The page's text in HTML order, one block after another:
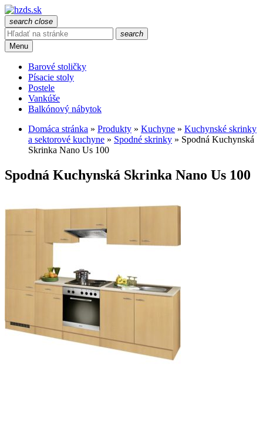
search close
search
Menu
Barové stoličky
Písacie stoly
Postele
Vankúše
Balkónový nábytok
Domáca stránka » Produkty » Kuchyne » Kuchynské skrinky
a sektorové kuchyne » Spodné skrinky » Spodná Kuchynská
Skrinka Nano Us 100
Spodná Kuchynská Skrinka Nano Us 100